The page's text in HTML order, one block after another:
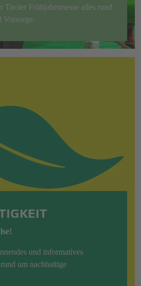
Tiroler Frühjahrsmesse alles rund
Vorsorge.
und informatives
um nachhaltige